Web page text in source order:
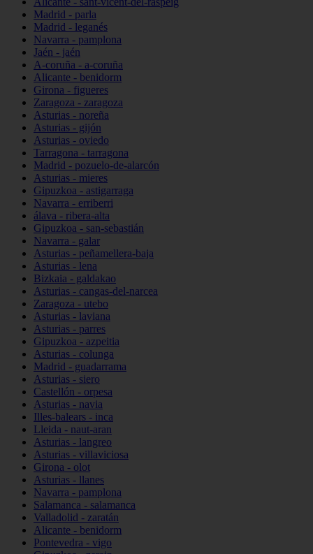
Madrid - parla
Madrid - leganés
Navarra - pamplona
Jaén - jaén
A-coruña - a-coruña
Alicante - benidorm
Girona - figueres
Zaragoza - zaragoza
Asturias - noreña
Asturias - gijón
Asturias - oviedo
Tarragona - tarragona
Madrid - pozuelo-de-alarcón
Asturias - mieres
Gipuzkoa - astigarraga
Navarra - erriberri
álava - ribera-alta
Gipuzkoa - san-sebastián
Navarra - galar
Asturias - peñamellera-baja
Asturias - lena
Bizkaia - galdakao
Asturias - cangas-del-narcea
Zaragoza - utebo
Asturias - laviana
Asturias - parres
Gipuzkoa - azpeitia
Asturias - colunga
Madrid - guadarrama
Asturias - siero
Castellón - orpesa
Asturias - navia
Illes-balears - inca
Lleida - naut-aran
Asturias - langreo
Asturias - villaviciosa
Girona - olot
Asturias - llanes
Navarra - pamplona
Salamanca - salamanca
Valladolid - zaratán
Alicante - benidorm
Pontevedra - vigo